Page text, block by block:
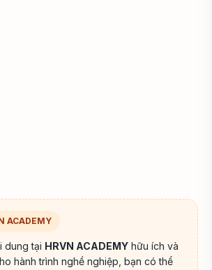
ACADEMY
dung tại HRVN ACADEMY hữu ích và
hành trình nghề nghiệp, bạn có thể